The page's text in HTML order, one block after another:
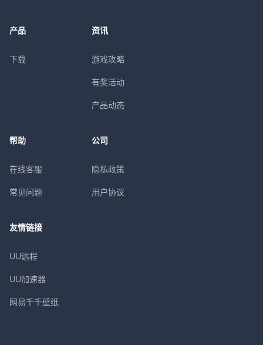
产品
下载
资讯
游戏攻略
有奖活动
产品动态
帮助
在线客服
常见问题
公司
隐私政策
用户协议
友情链接
UU远程
UU加速器
网易千千壁纸